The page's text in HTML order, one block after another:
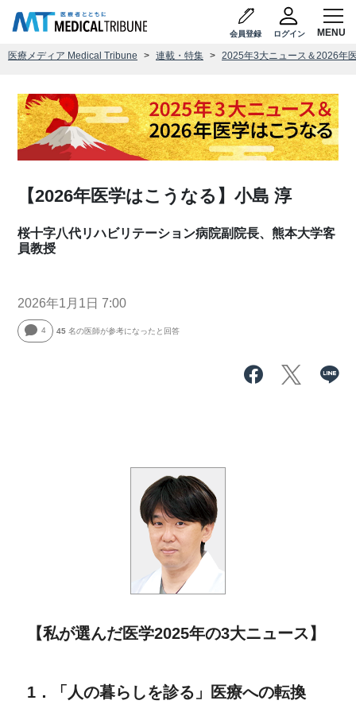
会員登録 ログイン
医療メディア Medical Tribune 連載・特集 2025年3大ニュース＆2026年
【2026年医学はこうなる】小島 淳
桜十字八代リハビリテーション病院副院長、熊本大学客
員教授
2026年1月1日 7:00
4 45 名の医師が参考になったと回答
【私が選んだ医学2025年の3大ニュース】
1．「人の暮らしを診る」医療への転換